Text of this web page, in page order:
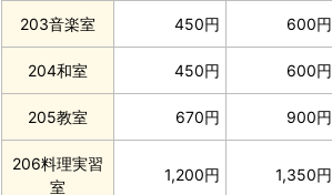
203音楽室 450円 600円
204和室 450円 600円
205教室 670円 900円
206料理実習
室
1,200円 1,350円